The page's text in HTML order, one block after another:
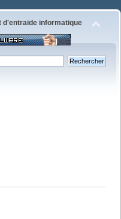
d'entraide informatique